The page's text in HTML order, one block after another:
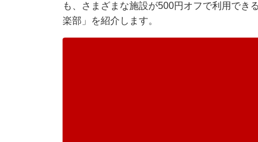
も、さまざまな施設が500円オフで利用でき
楽部」を紹介します。